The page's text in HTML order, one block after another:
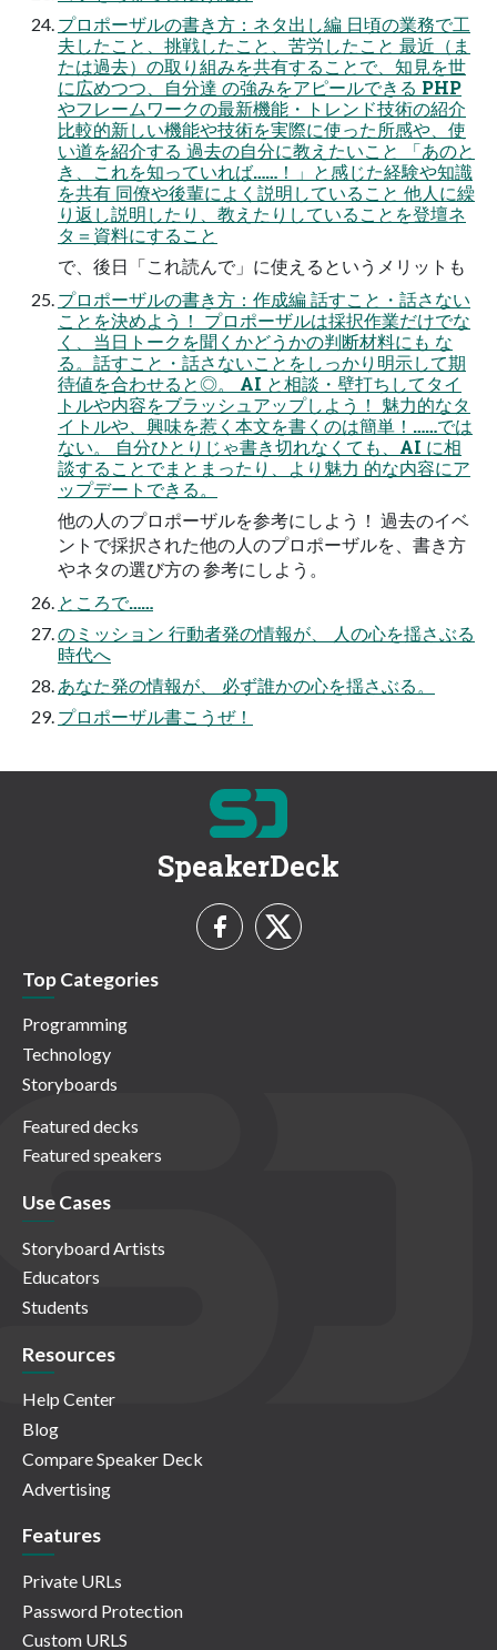
プロポーザルの書き方：ネタ出し編 日頃の業務で工
夫したこと、挑戦したこと、苦労したこと 最近（ま
たは過去）の取り組みを共有することで、知見を世
に広めつつ、自分達 の強みをアピールできる PHP
やフレームワークの最新機能・トレンド技術の紹介
比較的新しい機能や技術を実際に使った所感や、使
い道を紹介する 過去の自分に教えたいこと 「あのと
き、これを知っていれば……！」と感じた経験や知識
を共有 同僚や後輩によく説明していること 他人に繰
り返し説明したり、教えたりしていることを登壇ネ
タ＝資料にすること
で、後日「これ読んで」に使えるというメリットも
プロポーザルの書き方：作成編 話すこと・話さない
ことを決めよう！ プロポーザルは採択作業だけでな
く、当日トークを聞くかどうかの判断材料にも な
る。話すこと・話さないことをしっかり明示して期
待値を合わせると◎。 AI と相談・壁打ちしてタイ
トルや内容をブラッシュアップしよう！ 魅力的なタ
イトルや、興味を惹く本文を書くのは簡単！……では
ない。 自分ひとりじゃ書き切れなくても、AI に相
談することでまとまったり、より魅力 的な内容にア
ップデートできる。
他の人のプロポーザルを参考にしよう！ 過去のイベ
ントで採択された他の人のプロポーザルを、書き方
やネタの選び方の 参考にしよう。
ところで……
のミッション 行動者発の情報が、 人の心を揺さぶる
時代へ
あなた発の情報が、 必ず誰かの心を揺さぶる。
プロポーザル書こうぜ！
SpeakerDeck
Top Categories
Programming
Technology
Storyboards
Featured decks
Featured speakers
Use Cases
Storyboard Artists
Educators
Students
Resources
Help Center
Blog
Compare Speaker Deck
Advertising
Features
Private URLs
Password Protection
Custom URLS